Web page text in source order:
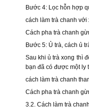
Bước 4: Lọc hỗn hợp
cách làm trà chanh với
Cách pha trà chanh
Bước 5: Ủ trà, cách ủ
Sau khi ủ trà xong thì
bạn đã có được một ly
cách làm trà chanh
Cách pha trà chanh
3.2. Cách làm trà